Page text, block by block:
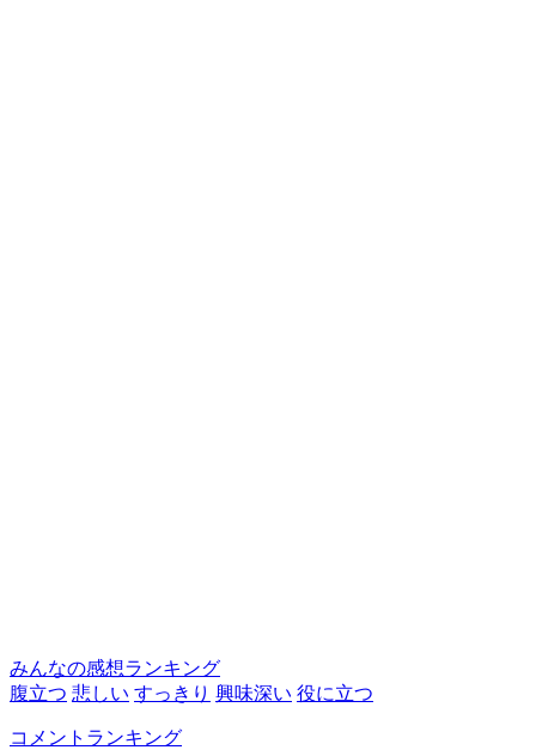
みんなの感想ランキング
腹立つ 悲しい すっきり 興味深い 役に立つ
コメントランキング